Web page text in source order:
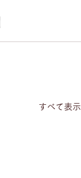
すべて表示